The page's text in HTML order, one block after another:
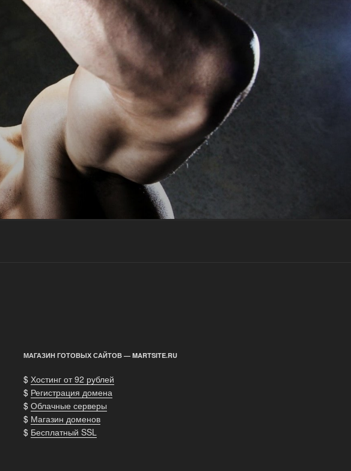
МАГАЗИН ГОТОВЫХ САЙТОВ — MARTSITE.RU
$ Хостинг от 92 рублей
$ Регистрация домена
$ Облачные серверы
$ Магазин доменов
$ Бесплатный SSL